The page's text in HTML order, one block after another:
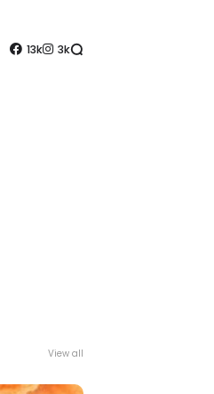
13k 3k
View all